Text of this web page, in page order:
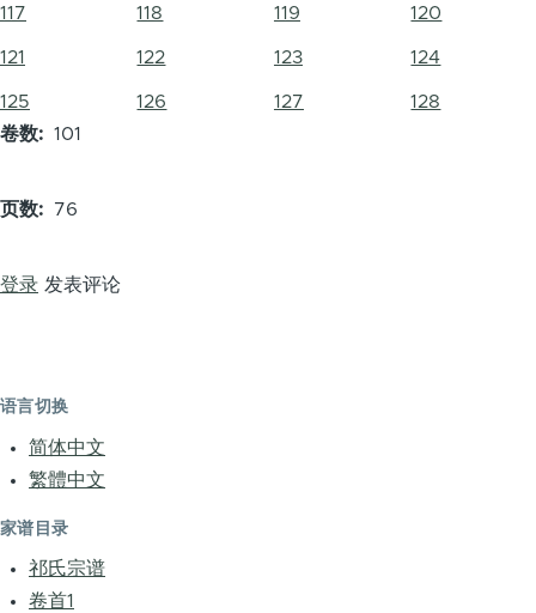
117 118 119 120
121 122 123 124
125 126 127
128
卷数
101
页数 76
登录 发表评论
语言切换
简体中文
繁體中文
家谱目录
祁氏宗谱
卷首1